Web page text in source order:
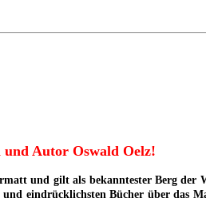
Autor Oswald Oelz!
und gilt als bekanntester Berg
eindrücklichsten Bücher über